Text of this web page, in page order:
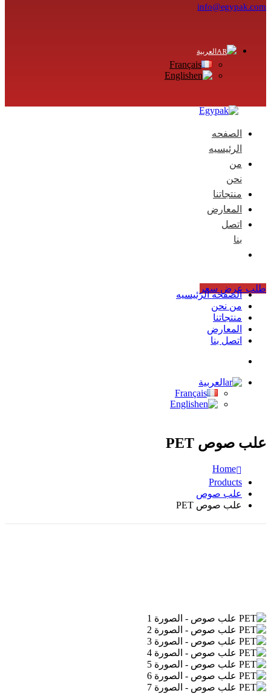
info@egypak.com
العربية
Français
English
الصفحه
الرئيسيه
من
نحن
منتجاتنا
المعارض
اتصل
بنا
طلب عرض سعر
الصفحه الرئيسيه
من نحن
منتجاتنا
المعارض
اتصل بنا
العربية
Français
English
علب صوص PET
Home
Products
علب صوص
علب صوص PET